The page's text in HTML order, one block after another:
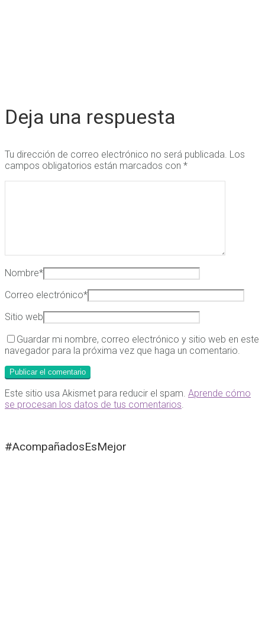
Deja una respuesta
Tu dirección de correo electrónico no será publicada. Los
campos obligatorios están marcados con *
Nombre*
Correo electrónico*
Sitio web
Guardar mi nombre, correo electrónico y sitio web en este
navegador para la próxima vez que haga un comentario.
Este sitio usa Akismet para reducir el spam. Aprende cómo
se procesan los datos de tus comentarios
#AcompañadosEsMejor